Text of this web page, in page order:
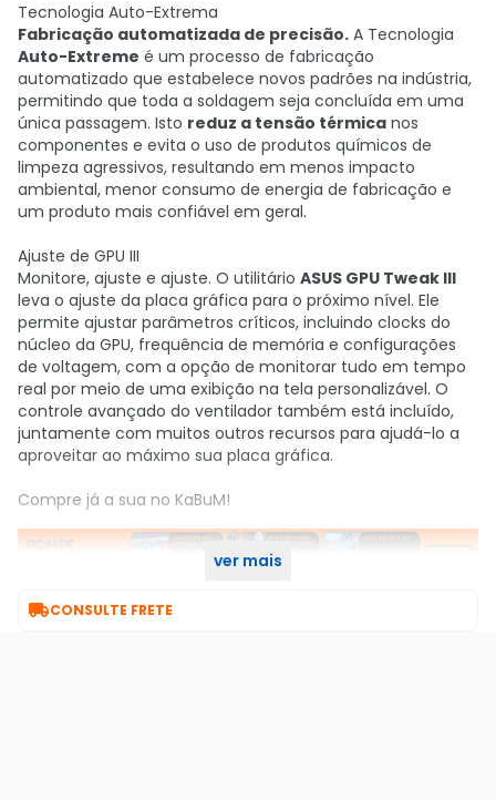
Tecnologia Auto-Extrema
Fabricação automatizada de precisão. A Tecnologia
Auto-Extreme é um processo de fabricação
automatizado que estabelece novos padrões na indústria,
permitindo que toda a soldagem seja concluída em uma
única passagem. Isto reduz a tensão térmica nos
componentes e evita o uso de produtos químicos de
limpeza agressivos, resultando em menos impacto
ambiental, menor consumo de energia de fabricação e
um produto mais confiável em geral.
Ajuste de GPU III
Monitore, ajuste e ajuste. O utilitário ASUS GPU Tweak III
leva o ajuste da placa gráfica para o próximo nível. Ele
permite ajustar parâmetros críticos, incluindo clocks do
núcleo da GPU, frequência de memória e configurações
de voltagem, com a opção de monitorar tudo em tempo
real por meio de uma exibição na tela personalizável. O
controle avançado do ventilador também está incluído,
juntamente com muitos outros recursos para ajudá-lo a
aproveitar ao máximo sua placa gráfica.
Compre já a sua no KaBuM!
ver mais
CONSULTE FRETE